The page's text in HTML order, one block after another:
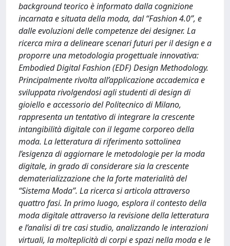
background teorico è informato dalla cognizione
incarnata e situata della moda, dal “Fashion 4.0”, e
dalle evoluzioni delle competenze dei designer. La
ricerca mira a delineare scenari futuri per il design e a
proporre una metodologia progettuale innovativa:
Embodied Digital Fashion (EDF) Design Methodology.
Principalmente rivolta all’applicazione accademica e
sviluppata rivolgendosi agli studenti di design di
gioiello e accessorio del Politecnico di Milano,
rappresenta un tentativo di integrare la crescente
intangibilità digitale con il legame corporeo della
moda. La letteratura di riferimento sottolinea
l’esigenza di aggiornare le metodologie per la moda
digitale, in grado di considerare sia la crescente
dematerializzazione che la forte materialità del
“Sistema Moda”. La ricerca si articola attraverso
quattro fasi. In primo luogo, esplora il contesto della
moda digitale attraverso la revisione della letteratura
e l’analisi di tre casi studio, analizzando le interazioni
virtuali, la molteplicità di corpi e spazi nella moda e le